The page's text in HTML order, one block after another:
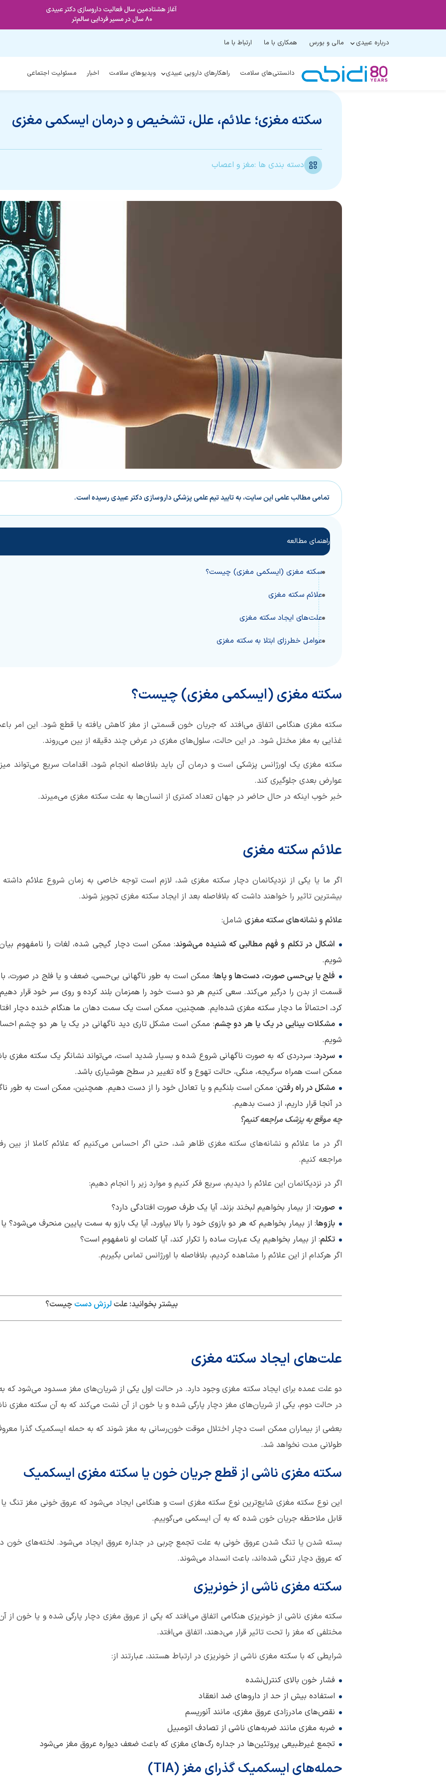
درباره عبیدی مالی و بورس همکاری با ما ارتباط با ما
دانستنی‌های سلامت راهکارهای دارویی عبیدی ویدیوهای سلامت اخبار مسئولیت اجتماعی
سکته مغزی؛ علائم، علل، تشخیص و درمان ایسکمی مغزی
دسته بندی ها :مغز و اعصاب
تمامی مطالب علمی این سایت، به تایید تیم علمی پزشکی داروسازی دکتر عبیدی رسیده است.
راهنمای مطالعه
سکته مغزی (ایسکمی مغزی) چیست؟
علائم سکته مغزی
علت‌های ایجاد سکته مغزی
عوامل خطرزای ابتلا به سکته مغزی
سکته مغزی (ایسکمی مغزی) چیست؟
سکته مغزی هنگامی اتفاق می‌افتد که جریان خون قسمتی از مغز کاهش یافته یا قطع شود. این امر
غذایی به مغز مختل شود. در این حالت، سلول‌های مغزی در عرض چند دقیقه از بین می‌روند.
سکته مغزی یک اورژانس پزشکی است و درمان آن باید بلافاصله انجام شود، اقدامات سریع می‌تواند
عوارض بعدی جلوگیری کند.
خبر خوب اینکه در حال حاضر در جهان تعداد کمتری از انسان‌ها به علت سکته مغزی می‌میرند.
علائم سکته مغزی
اگر ما یا یکی از نزدیکانمان دچار سکته مغزی شد، لازم است توجه خاصی به زمان شروع علائم
بیشترین تاثیر را خواهند داشت که بلافاصله بعد از ایجاد سکته مغزی تجویز شوند.
علائم و نشانه‌های سکته مغزی شامل:
اشکال در تکلم و فهم مطالبی که شنیده می‌شوند: ممکن است دچار گیجی شده، لغات را نامفهوم
شویم.
فلج یا بی‌حسی صورت، دست‌ها و پاها: ممکن است به طور ناگهانی بی‌حسی، ضعف و یا فلج در صورت،
قسمت از بدن را درگیر می‌کند. سعی کنیم هر دو دست خود را همزمان بلند کرده و روی سر خود قرار
کرد، احتمالاً ما دچار سکته مغزی شده‌ایم. همچنین، ممکن است یک سمت دهان ما هنگام خنده دچار
مشکلات بینایی در یک یا هر دو چشم: ممکن است مشکل تاری دید ناگهانی در یک یا هر دو چشم
شویم.
سردرد: سردردی که به صورت ناگهانی شروع شده و بسیار شدید است، می‌تواند نشانگر یک سکته مغزی
ممکن است همراه سرگیجه، منگی، حالت تهوع و گاه تغییر در سطح هوشیاری باشد.
مشکل در راه رفتن: ممکن است بلنگیم و یا تعادل خود را از دست دهیم. همچنین، ممکن است به طور
در آنجا قرار داریم، از دست بدهیم.
چه ‌موقع به پزشک مراجعه کنیم؟
اگر در ما علائم و نشانه‌های سکته مغزی ظاهر شد، حتی اگر احساس می‌کنیم که علائم کاملا از بین
مراجعه کنیم.
اگر در نزدیکانمان این علائم را دیدیم، سریع فکر کنیم و موارد زیر را انجام دهیم:
صورت: از بیمار بخواهیم لبخند بزند، آیا یک طرف صورت افتادگی دارد؟
بازوها: از بیمار بخواهیم که هر دو بازوی خود را بالا بیاورد، آیا یک بازو به سمت پایین منحرف می‌شود؟ یا
تکلم: از بیمار بخواهیم یک عبارت ساده را تکرار کند، آیا کلمات او نامفهوم است؟
اگر هرکدام از این علائم را مشاهده کردیم، بلافاصله با اورژانس تماس بگیریم.
بیشتر بخوانید: علت لرزش دست چیست؟
علت‌های ایجاد سکته مغزی
دو علت عمده برای ایجاد سکته مغزی وجود دارد. در حالت اول یکی از شریان‌های مغز مسدود می‌شود
در حالت دوم، یکی از شریان‌های مغز دچار پارگی شده و یا خون از آن نشت می‌کند که به آن سکته مغزی
بعضی از بیماران ممکن است دچار اختلال موقت خون‌رسانی به مغز شوند که به حمله‌ ایسکمیک گذرا
طولانی مدت نخواهد شد.
سکته مغزی ناشی از قطع جریان خون یا سکته مغزی ایسکمیک
این نوع سکته مغزی شایع‌ترین نوع سکته مغزی است و هنگامی ایجاد می‌شود که عروق خونی مغز تنگ
قابل ملاحظه جریان خون شده که به آن ایسکمی می‌گوییم.
بسته شدن یا تنگ شدن عروق خونی به علت تجمع چربی در جداره عروق ایجاد می‌شود. لخته‌های خون
که عروق دچار تنگی شده‌اند، باعث انسداد می‌شوند.
سکته مغزی ناشی از خونریزی
سکته مغزی ناشی از خونریزی هنگامی اتفاق می‌افتد که یکی از عروق مغزی دچار پارگی شده و یا خون
مختلفی که مغز را تحت تاثیر قرار می‌دهند، اتفاق می‌افتد.
شرایطی که با سکته مغزی ناشی از خونریزی در ارتباط هستند، عبارتند از:
فشار خون بالای کنترل‌نشده
استفاده بیش از حد از داروهای ضد انعقاد
نقص‌های مادرزادی عروق مغزی، مانند آنوریسم
ضربه مغزی مانند ضربه‌های ناشی از تصادف اتومبیل
تجمع غیرطبیعی پروتئین‌ها در جداره رگ‌های مغزی که باعث ضعف دیواره عروق مغز می‌شود
حمله‌های ایسکمیک گذرای مغز (TIA)